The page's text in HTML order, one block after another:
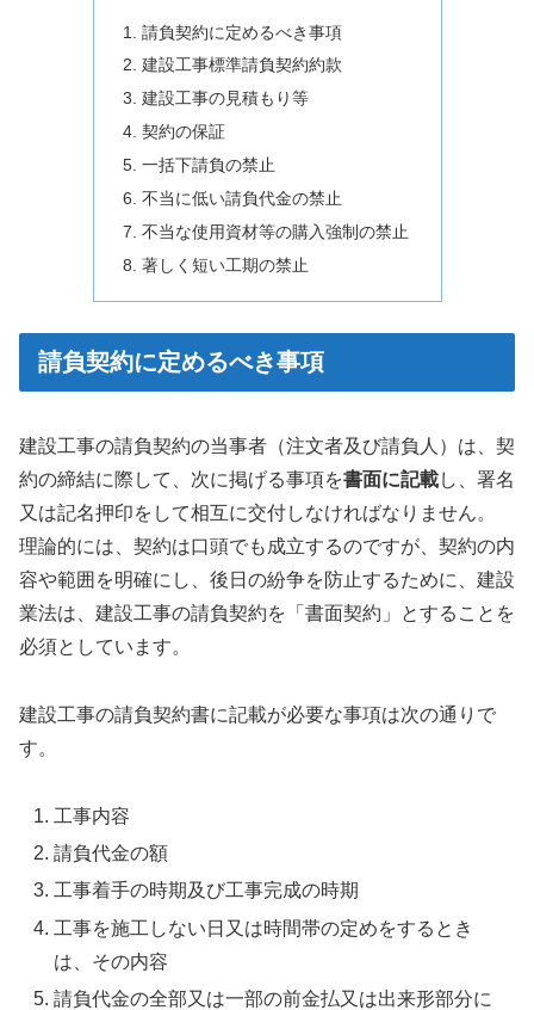
請負契約に定めるべき事項
建設工事標準請負契約約款
建設工事の見積もり等
契約の保証
一括下請負の禁止
不当に低い請負代金の禁止
不当な使用資材等の購入強制の禁止
著しく短い工期の禁止
請負契約に定めるべき事項
建設工事の請負契約の当事者（注文者及び請負人）は、契
約の締結に際して、次に掲げる事項を書面に記載し、署名
又は記名押印をして相互に交付しなければなりません。
理論的には、契約は口頭でも成立するのですが、契約の内
容や範囲を明確にし、後日の紛争を防止するために、建設
業法は、建設工事の請負契約を「書面契約」とすることを
必須としています。
建設工事の請負契約書に記載が必要な事項は次の通りで
す。
工事内容
請負代金の額
工事着手の時期及び工事完成の時期
工事を施工しない日又は時間帯の定めをするとき
は、その内容
請負代金の全部又は一部の前金払又は出来形部分に